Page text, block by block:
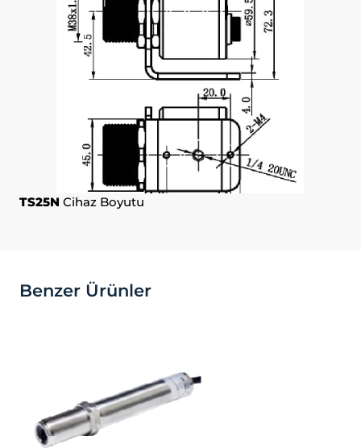
TS25N Cihaz Boyutu
Benzer Ürünler
değiştirmek ya da çerezleri engellemek
veya silmek için tarayıcınızın ayarlarını
değiştirmeniz yeterlidir.
Birçok tarayıcı çerezleri kontrol
edebilmeniz için size çerezleri kabul etme
veya reddetme, yalnızca belirli türdeki
çerezleri kabul etme ya da bir internet
sitesinin cihazınıza çerez depolamayı talep
ettiğinde tarayıcı tarafından uyarılma
Aynı zamanda, daha önce tarayıcınıza
kaydedilmiş çerezlerin silinmesi de
olarak ayarlamanız gerekebilir, hesabınızı
tanıyamayacağımız ve
tıklayarak değiştirebilirsiniz.
5.İNTERNET SİTESİ GİZLİLİK
POLİTİKASI’NIN YÜRÜRLÜĞÜ
İnternet Sitesi Gizlilik Politikası 28/04/2025